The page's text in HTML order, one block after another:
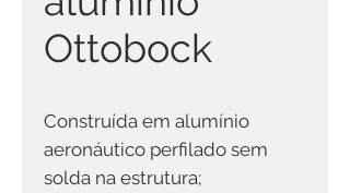
Ottobock
Construída em alumínio
aeronáutico perfilado sem
solda na estrutura;